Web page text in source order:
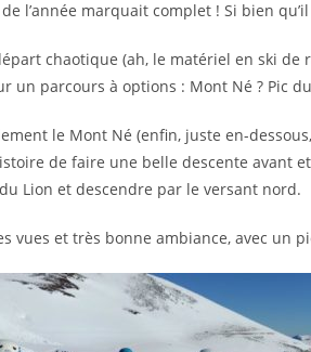
l’année marquait complet ! Si bien
chaotique (ah, le matériel en ski de
un parcours à options : Mont Né ? Pic
le Mont Né (enfin, juste en-
de faire une belle descente avant
Lion et descendre par le versant nord.
vues et très bonne ambiance, avec un